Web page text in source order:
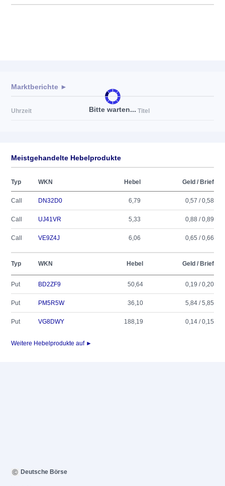
Bitte warten...
Marktberichte ►
Uhrzeit Titel
Meistgehandelte Hebelprodukte
Typ WKN Hebel Geld / Brief
Call DN32D0 6,79 0,57 / 0,58
Call UJ41VR 5,33 0,88 / 0,89
Call VE9Z4J 6,06 0,65 / 0,66
Typ WKN Hebel Geld / Brief
Put BD2ZF9 50,64 0,19 / 0,20
Put PM5R5W 36,10 5,84 / 5,85
Put VG8DWY 188,19 0,14 / 0,15
Weitere Hebelprodukte auf ►
Deutsche Börse